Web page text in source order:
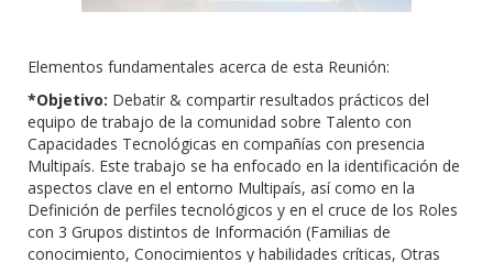
Elementos fundamentales acerca de esta Reunión:
*Objetivo: Debatir & compartir resultados prácticos del
equipo de trabajo de la comunidad sobre Talento con
Capacidades Tecnológicas en compañías con presencia
Multipaís. Este trabajo se ha enfocado en la identificación de
aspectos clave en el entorno Multipaís, así como en la
Definición de perfiles tecnológicos y en el cruce de los Roles
con 3 Grupos distintos de Información (Familias de
conocimiento, Conocimientos y habilidades críticas, Otras